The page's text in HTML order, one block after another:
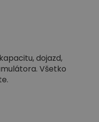
dojazd,
Všetko